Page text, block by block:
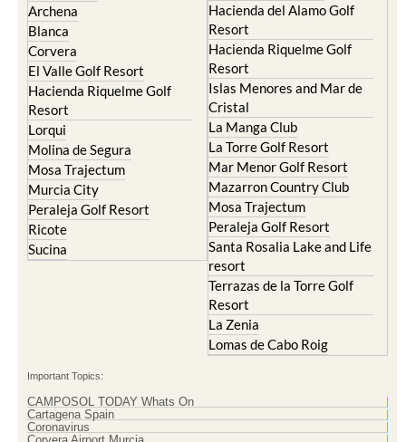
Archena
Blanca
Corvera
El Valle Golf Resort
Hacienda Riquelme Golf
Resort
Lorqui
Molina de Segura
Mosa Trajectum
Murcia City
Peraleja Golf Resort
Ricote
Sucina
Hacienda del Alamo Golf
Resort
Hacienda Riquelme Golf
Resort
Islas Menores and Mar de
Cristal
La Manga Club
La Torre Golf Resort
Mar Menor Golf Resort
Mazarron Country Club
Mosa Trajectum
Peraleja Golf Resort
Santa Rosalia Lake and Life
resort
Terrazas de la Torre Golf
Resort
La Zenia
Lomas de Cabo Roig
Important Topics:
CAMPOSOL TODAY Whats On
Cartagena Spain
Coronavirus